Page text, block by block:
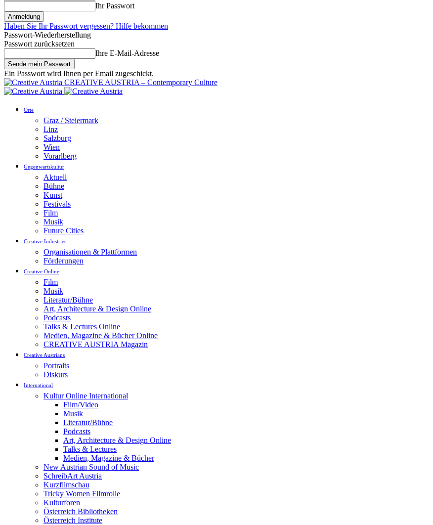
Ihr Passwort
Haben Sie Ihr Passwort vergessen? Hilfe bekommen
Passwort-Wiederherstellung
Passwort zurücksetzen
Ihre E-Mail-Adresse
Ein Passwort wird Ihnen per Email zugeschickt.
CREATIVE AUSTRIA – Contemporary Culture
Orte
Graz / Steiermark
Linz
Salzburg
Wien
Vorarlberg
Gegenwartskultur
Aktuell
Bühne
Kunst
Festivals
Film
Musik
Future Cities
Creative Industries
Organisationen & Plattformen
Förderungen
Creative Online
Film
Musik
Literatur/Bühne
Art, Architecture & Design Online
Podcasts
Talks & Lectures Online
Medien, Magazine & Bücher Online
CREATIVE AUSTRIA Magazin
Creative Austrians
Portraits
Diskurs
International
Kultur Online International
Film/Video
Musik
Literatur/Bühne
Podcasts
Art, Architecture & Design Online
Talks & Lectures
Medien, Magazine & Bücher
New Austrian Sound of Music
SchreibArt Austria
Kurzfilmschau
Tricky Women Filmrolle
Kulturforen
Österreich Bibliotheken
Österreich Institute